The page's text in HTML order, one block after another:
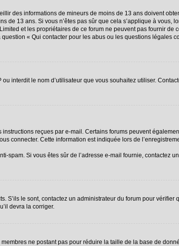
des informations de mineurs de moins de 13 ans doivent
de 13 ans. Si vous n’êtes pas sûr que cela s’applique à vous,
et les propriétaires de ce forum ne peuvent pas fournir de
« Qui contacter pour les abus ou les questions légales
interdit le nom d’utilisateur que vous souhaitez utiliser.
reçues par e-mail. Certains forums peuvent
connecter. Cette information est indiquée lors de
spam. Si vous êtes sûr de l’adresse e-mail fournie, contactez un
S’ils le sont, contactez un administrateur du forum pour vérifier
devra la corriger.
ne postant pas pour réduire la taille de la base de